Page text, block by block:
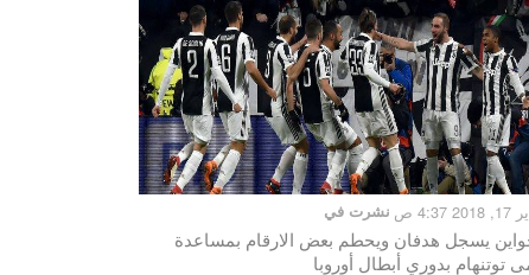
نشرت في ص
يسجل هدفان ويحطم بعض الارقام بمساعدة
توتنهام بدوري أبطال أوروبا